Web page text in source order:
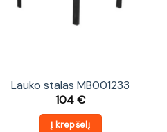
Lauko stalas MB001233
104€
Į krepšelį